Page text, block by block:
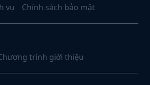
vụ Chính sách bảo mật
trình giới thiệu